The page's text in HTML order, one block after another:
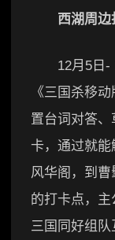
西湖周边
12月5日-
《三国杀移
置台词对答
卡，通过就
风华阁，到
的打卡点，
三国同好组